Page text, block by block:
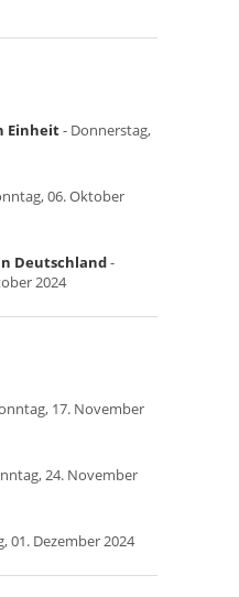
Einheit- Donnerstag,
06. Oktober
Deutschland-
2024
17. November
24. November
01. Dezember 2024